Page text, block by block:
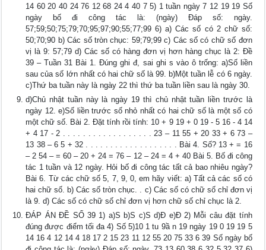
14 60 20 40 24 76 12 68 24 4 40 7 5) 1 tuần ngày 7 12 19 19 Số
ngày bố đi công tác là: (ngày) Đáp số: ngày.
57;59;50;75;79;70;95;97;90;55;77;99 6) a) Các số có 2 chữ số:
50;70;90 b) Các số tròn chục: 59;79;99 c) Các số có chữ số đơn
vị là 9: 57;79 d) Các số có hàng đơn vị hơn hàng chục là 2: Đề
39 – Tuần 31 Bài 1. Đúng ghi đ, sai ghi s vào ô trống: a)Số liền
sau của số lớn nhất có hai chữ số là 99. b)Một tuần lễ có 6 ngày.
c)Thứ ba tuần này là ngày 22 thì thứ ba tuần liền sau là ngày 30.
d)Chủ nhật tuần này là ngày 19 thì chủ nhật tuần liền trước là
ngày 12. e)Số liền trước số nhỏ nhất có hai chữ số là một số có
một chữ số. Bài 2. Đặt tính rồi tính: 10 + 9 19 + 0 19 - 5 16 - 4 14
+ 4 17 - 2 . . . . . . . . . . . . . . . . . . 23 – 11 55 + 20 33 + 6 73 –
13 38 – 6 5 + 32 . . . . . . . . . . . . . . . . . . . Bài 4. Số? 13 + = 16
– 2 54 – = 60 – 20 + 24 = 76 – 12 – 24 = 4 + 40 Bài 5. Bố đi công
tác 1 tuần và 12 ngày. Hỏi bố đi công tác tất cả bao nhiêu ngày?
Bài 6. Từ các chữ số 5, 7, 9, 0, em hãy viết: a) Tất cả các số có
hai chữ số. b) Các số tròn chục. . c) Các số có chữ số chỉ đơn vị
là 9. d) Các số có chữ số chỉ đơn vị hơn chữ số chỉ chục là 2.
ĐÁP ÁN ĐỀ SỐ 39 1) a)S b)S c)S d)Đ e)Đ 2) Mỗi câu đặt tính
đúng được điểm tối đa 4) Số 5)10 1 tu 9ầ n 19 ngày 19 0 19 19 5
14 16 4 12 14 4 18 17 2 15 23 11 12 55 20 75 33 6 39 Số ngày bố